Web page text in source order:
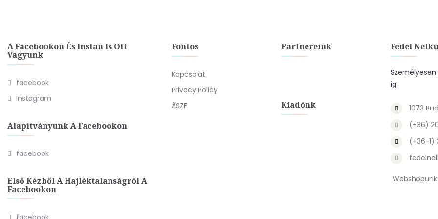
A Facebookon És Instán Is Ott
Vagyunk
facebook
Instagram
Alapítványunk A Facebookon
facebook
Első Kézből A Hajléktalanságról A
Facebookon
Fontos
Kapcsolat
Privacy Policy
ÁSZF
Partnereink
Kiadónk
Fedél
ig
1073
(+36)
(+36-1)